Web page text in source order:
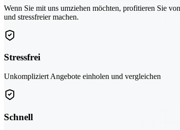
Wenn Sie mit uns umziehen möchten, profitieren Sie
und stressfreier machen.
Stressfrei
Unkompliziert Angebote einholen und vergleichen
Schnell